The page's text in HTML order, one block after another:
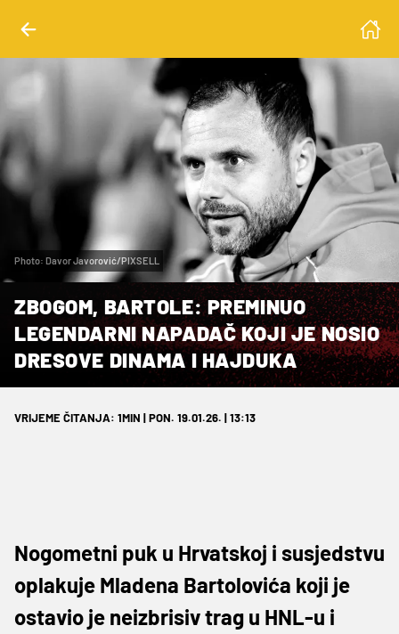
Photo: Davor Javorović/PIXSELL
ZBOGOM, BARTOLE: PREMINUO
LEGENDARNI NAPADAČ KOJI JE NOSIO
DRESOVE DINAMA I HAJDUKA
VRIJEME ČITANJA: 1MIN | PON. 19.01.26. | 13:13
Nogometni puk u Hrvatskoj i susjedstvu
oplakuje Mladena Bartolovića koji je
ostavio je neizbrisiv trag u HNL-u i